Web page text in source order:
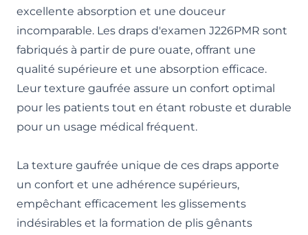
excellente absorption et une douceur
incomparable. Les draps d'examen J226PMR sont
fabriqués à partir de pure ouate, offrant une
qualité supérieure et une absorption efficace.
Leur texture gaufrée assure un confort optimal
pour les patients tout en étant robuste et durable
pour un usage médical fréquent.
La texture gaufrée unique de ces draps apporte
un confort et une adhérence supérieurs,
empêchant efficacement les glissements
indésirables et la formation de plis gênants